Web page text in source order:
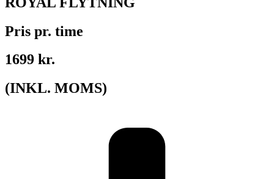
Pris pr. time
1699 kr.
(INKL. MOMS)